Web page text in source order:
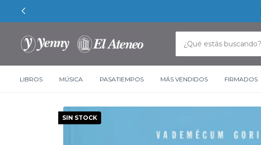
LIBROS MÚSICA PASATIEMPOS MÁS VENDIDOS FIRMADOS
SIN STOCK